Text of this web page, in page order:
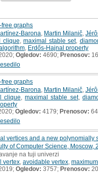
graphs
Barona Martin Milanič
clique maximal stable set,
Erdős-Hajnal property
Ogledov: 4690; Prenosov:
graphs
Barona Martin Milanič
clique ,maximal stable set,
Ogledov: 4179; Prenosov: 64
vertices and a new
of Computer Science, Moscow,
na tuji univerzi
vertex avoidable vertex
Ogledov: 3757; Prenosov: 20